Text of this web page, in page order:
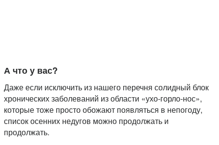
А что у вас?
Даже если исключить из нашего перечня солидный блок
хронических заболеваний из области «ухо-горло-нос»,
которые тоже просто обожают появляться в непогоду,
список осенних недугов можно продолжать и
продолжать.